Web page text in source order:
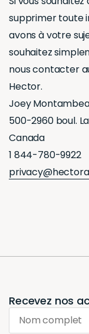
supprimer toute
avons à votre
souhaitez
nous contacter
Hector.
Joey
500-2960 boul.
Canada
1 844-780-9922
Recevez nos
Nom complet